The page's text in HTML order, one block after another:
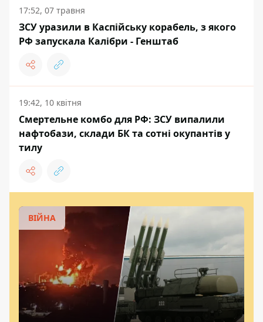
17:52, 07 травня
ЗСУ уразили в Каспійську корабель, з якого
РФ запускала Калібри - Генштаб
19:42, 10 квітня
Смертельне комбо для РФ: ЗСУ випалили
нафтобази, склади БК та сотні окупантів у
тилу
ВІЙНА